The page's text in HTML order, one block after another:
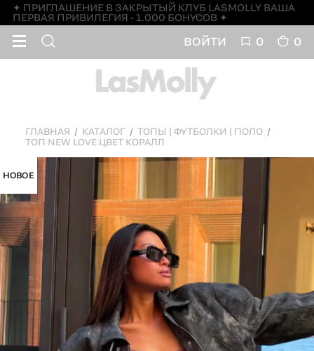
✦ ПРИГЛАШЕНИЕ В ЗАКРЫТЫЙ КЛУБ LASMOLLY ВАША
ПЕРВАЯ ПРИВИЛЕГИЯ - 1.000 БОНУСОВ ✦
ВОЙТИ 0 0
ГЛАВНАЯ КАТАЛОГ
ТОПЫ | ФУТБОЛКИ | ПОЛО
ТОП NEW LOVE ЦВЕТ КОРАЛЛ
НОВОЕ